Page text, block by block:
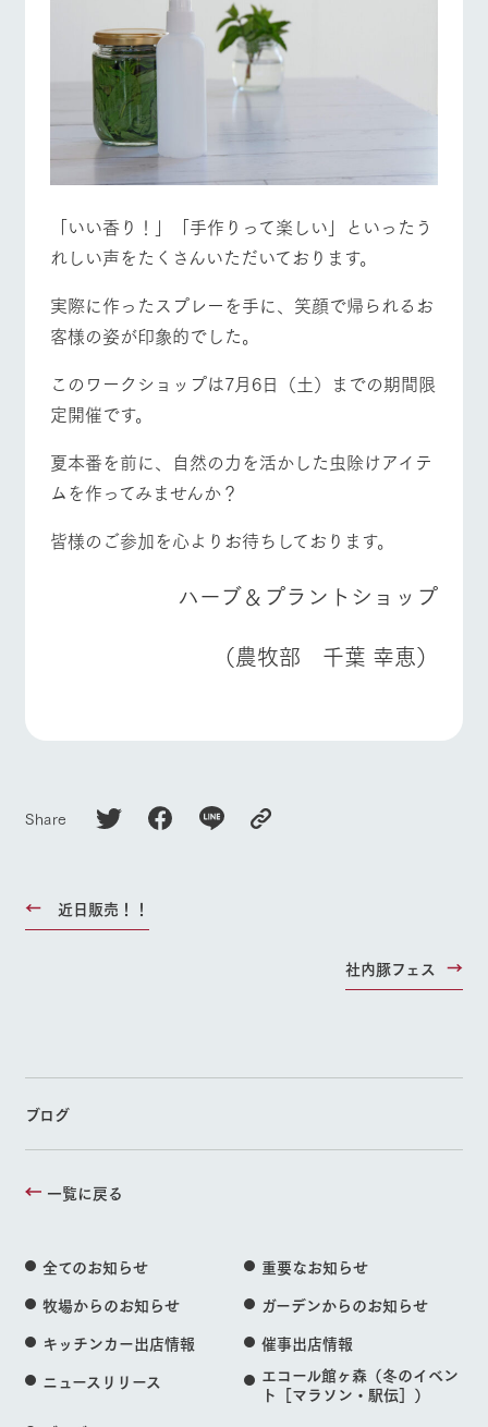
遊バスのご案内
個人情報取扱いについて
よくあるご質問
団体のお客様へ
ペットをお連れの
お客様へ
「いい香り！」「手作りって楽しい」といったう
れしい声をたくさんいただいております。
実際に作ったスプレーを手に、笑顔で帰られるお
客様の姿が印象的でした。
このワークショップは7月6日（土）までの期間限
定開催です。
夏本番を前に、自然の力を活かした虫除けアイテ
ムを作ってみませんか？
皆様のご参加を心よりお待ちしております。
ハーブ＆プラントショップ
（農牧部 千葉 幸恵）
Share
近日販売！！
社内豚フェス
ブログ
一覧に戻る
全てのお知らせ
重要なお知らせ
牧場からのお知らせ
ガーデンからのお知らせ
キッチンカー出店情報
催事出店情報
ニュースリリース
エコール館ヶ森（冬のイベン
ト［マラソン・駅伝］）